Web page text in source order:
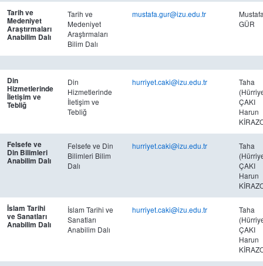
Tarih ve
Medeniyet
Araştırmaları
Anabilim Dalı
Tarih ve
Medeniyet
Araştırmaları
Bilim Dalı
mustafa.gur@izu.edu.tr
GÜR
Din
Hizmetlerinde
İletişim ve
Tebliğ
Din
Hizmetlerinde
İletişim ve
Tebliğ
hurriyet.caki@izu.edu.tr
Taha
ÇAKI
Harun
Felsefe ve
Din Bilimleri
Anabilim Dalı
Felsefe ve Din
Bilimleri Bilim
Dalı
hurriyet.caki@izu.edu.tr
Taha
ÇAKI
Harun
İslam Tarihi
ve Sanatları
Anabilim Dalı
İslam Tarihi ve
Sanatları
Anabilim Dalı
hurriyet.caki@izu.edu.tr
Taha
ÇAKI
Harun